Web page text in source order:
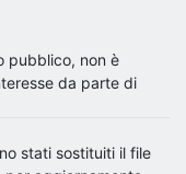
pubblico, non è
da parte di
stati sostituiti il file